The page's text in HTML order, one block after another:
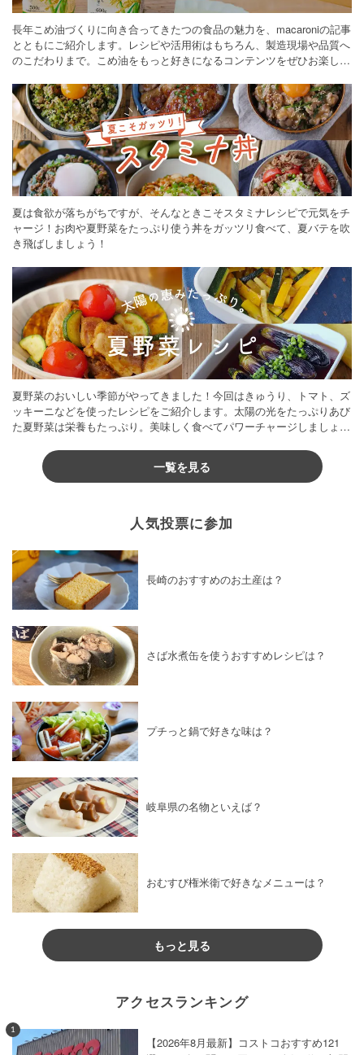
長年こめ油づくりに向き合ってきたつの食品の魅力を、macaroniの記事
とともにご紹介します。レシピや活用術はもちろん、製造現場や品質へ
のこだわりまで。こめ油をもっと好きになるコンテンツをぜひお楽しみ
夏は食欲が落ちがちですが、そんなときこそスタミナレシピで元気をチ
ャージ！お肉や夏野菜をたっぷり使う丼をガッツリ食べて、夏バテを吹
き飛ばしましょう！
夏野菜のおいしい季節がやってきました！今回はきゅうり、トマト、ズ
ッキーニなどを使ったレシピをご紹介します。太陽の光をたっぷりあび
た夏野菜は栄養もたっぷり。美味しく食べてパワーチャージしましょう
一覧を見る
人気投票に参加
長崎のおすすめのお土産は？
さば水煮缶を使うおすすめレシピは？
プチっと鍋で好きな味は？
岐阜県の名物といえば？
おむすび権米衛で好きなメニューは？
もっと見る
アクセスランキング
1
【2026年8月最新】コストコおすすめ121